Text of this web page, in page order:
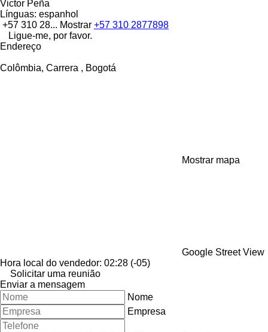
Victor Peña
Línguas: espanhol
+57 310 28... Mostrar +57 310 2877898
Ligue-me, por favor.
Endereço
Colômbia, Carrera , Bogotá
Mostrar mapa
Google Street View
Hora local do vendedor: 02:28 (-05)
Solicitar uma reunião
Enviar a mensagem
Nome
Empresa